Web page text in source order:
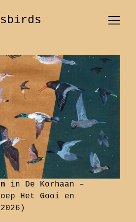
in De Korhaan –
Het Gooi en